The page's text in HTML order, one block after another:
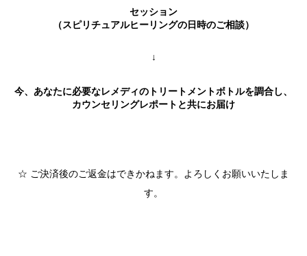
セッション
（スピリチュアルヒーリングの日時のご相談）
↓
今、あなたに必要なレメディのトリートメントボトルを調合し、
カウンセリングレポートと共にお届け
☆ ご決済後のご返金はできかねます。よろしくお願いいたしま
す。